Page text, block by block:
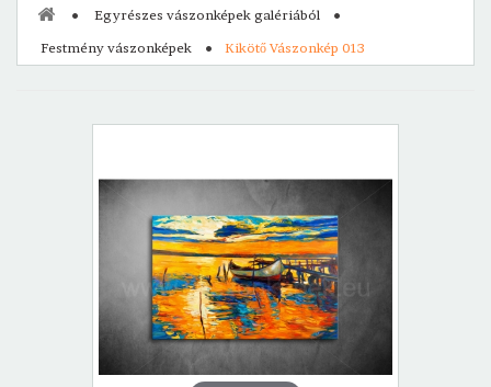
Egyrészes vászonképek galériából
Festmény vászonképek
Kikötő Vászonkép 013